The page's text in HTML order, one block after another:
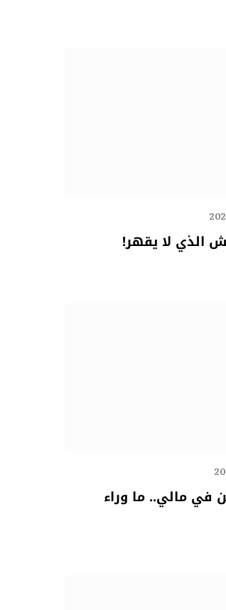
الذي لا يقهر!
في مالي.. ما وراء